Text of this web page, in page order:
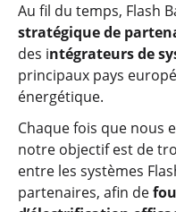
Au fil du temps, Flash
stratégique de
des intégrateurs de
principaux pays
énergétique.
Chaque fois que nous
notre objectif est de
entre les systèmes
partenaires, afin de